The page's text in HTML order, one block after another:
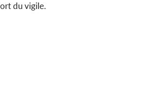
du vigile.